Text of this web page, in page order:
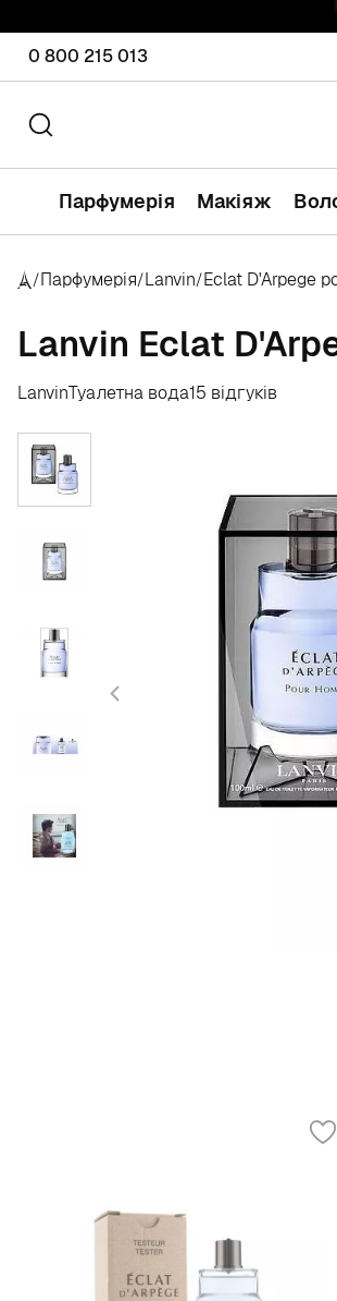
0 800 215 013
Парфумерія Макіяж
/Парфумерія/Lanvin/Eclat D'Arpege
Lanvin Eclat
LanvinТуалетна вода15 відгуків